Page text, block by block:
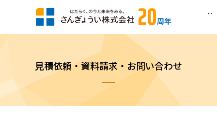
...
見積依頼・資料請求・お問い合わせ